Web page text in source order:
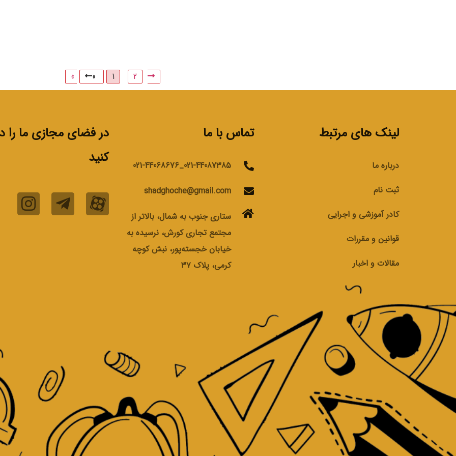
« 1 2
»
لینک های مرتبط
درباره ما
ثبت نام
کادر آموزشی و اجرایی
قوانین و مقررات
مقالات و اخبار
تماس با ما
021-44087385_021-44068676
shadghoche@gmail.com
ستاری جنوب به شمال، بالاتر از
مجتمع تجاری کورش، نرسیده به
خیابان خجسته‌پور، نبش کوچه
کرمی، پلاک ۳۷
در فضای مجازی ما را
کنید